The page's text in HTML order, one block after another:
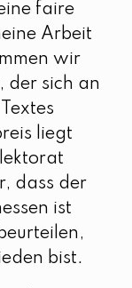
faire
Arbeit
wir
der sich an
liegt
dass der
ist
bist.